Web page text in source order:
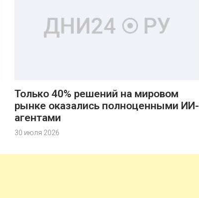
Только 40% решений на мировом
рынке оказались полноценными ИИ-
агентами
30 июля 2026